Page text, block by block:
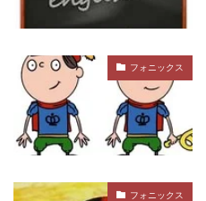
フォニックス
フォニックス